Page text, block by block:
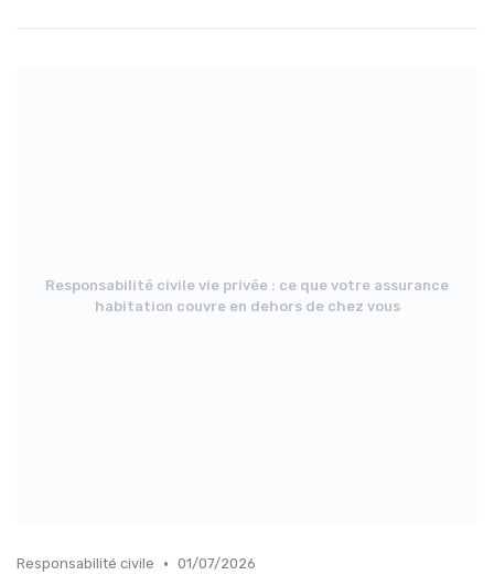
Responsabilité civile vie privée : ce que votre assurance
habitation couvre en dehors de chez vous
Responsabilité civile • 01/07/2026